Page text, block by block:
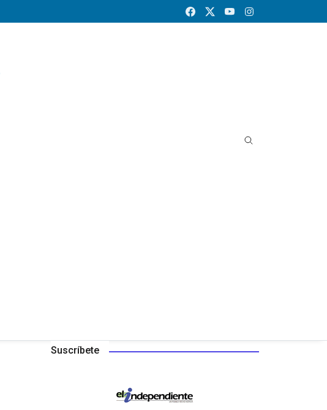
Suscríbete